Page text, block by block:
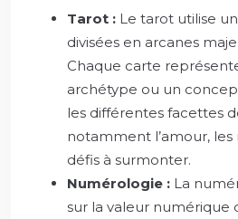
Tarot : Le tarot utilise
divisées en arcanes
Chaque carte
archétype ou un
les différentes facettes
notamment l’amour, les
défis à surmonter.
Numérologie : La
sur la valeur numérique